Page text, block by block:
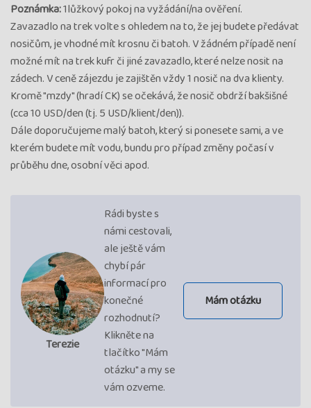
Poznámka:1lůžkový pokoj na vyžádání/na ověření.
Zavazadlo na trek volte s ohledem na to, že jej budete předávat
nosičům, je vhodné mít krosnu či batoh. V žádném případě není
možné mít na trek kufr či jiné zavazadlo, které nelze nosit na
zádech. V ceně zájezdu je zajištěn vždy 1 nosič na dva klienty.
Kromě "mzdy" (hradí CK) se očekává, že nosič obdrží bakšišné
(cca 10 USD/den (tj. 5 USD/klient/den)).
Dále doporučujeme malý batoh, který si ponesete sami, a ve
kterém budete mít vodu, bundu pro případ změny počasí v
průběhu dne, osobní věci apod.
Terezie
Rádi byste s
námi cestovali,
ale ještě vám
chybí pár
informací pro
konečné
rozhodnutí?
Klikněte na
tlačítko "Mám
otázku" a my se
vám ozveme.
Mám otázku